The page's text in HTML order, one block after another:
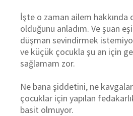
İşte o zaman ailem hakkında
olduğunu anladım. Ve şuan
düşman sevindirmek
ve küçük çocukla şu an için
sağlamam zor.
Ne bana şiddetini, ne
çocuklar için yapılan
basit olmuyor.